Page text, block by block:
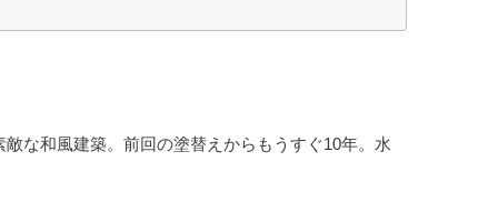
な和風建築。前回の塗替えからもうすぐ10年。水